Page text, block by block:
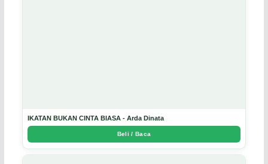
IKATAN BUKAN CINTA BIASA - Arda Dinata
Beli / Baca